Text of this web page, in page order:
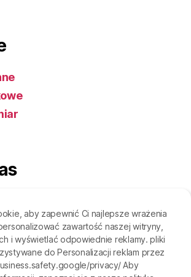
94 aby zapewnić Ci najlepsze wrażenia
zawartość naszej witryny,
i wyświetlać odpowiednie reklamy. pliki
do Personalizacji reklam przez
privacy/ Aby